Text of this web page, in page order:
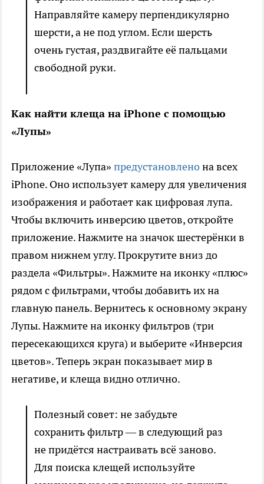
Направляйте камеру перпендикулярно
шерсти, а не под углом. Если шерсть
очень густая, раздвигайте её пальцами
свободной руки.
Как найти клеща на iPhone с помощью
«Лупы»
Приложение «Лупа» предустановленона всех
iPhone. Оно использует камеру для увеличения
изображения и работает как цифровая лупа.
Чтобы включить инверсию цветов, откройте
приложение. Нажмите на значок шестерёнки в
правом нижнем углу. Прокрутите вниз до
раздела «Фильтры». Нажмите на иконку «плюс»
рядом с фильтрами, чтобы добавить их на
главную панель. Вернитесь к основному экрану
Лупы. Нажмите на иконку фильтров (три
пересекающихся круга) и выберите «Инверсия
цветов». Теперь экран показывает мир в
негативе, и клеща видно отлично.
Полезный совет: не забудьте
сохранить фильтр — в следующий раз
не придётся настраивать всё заново.
Для поиска клещей используйте